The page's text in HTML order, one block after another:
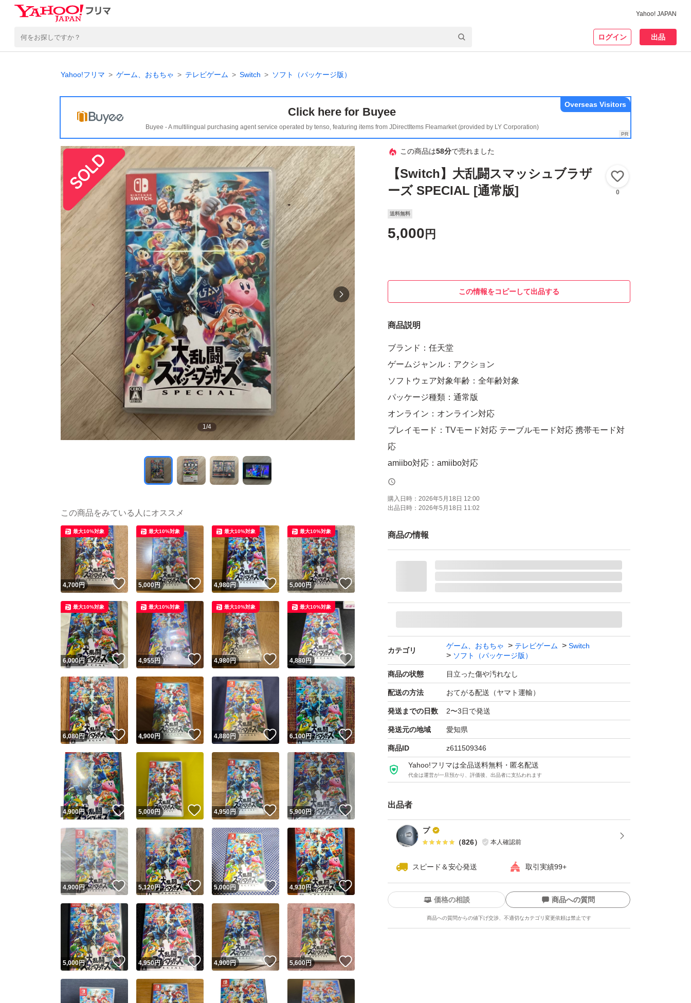
Yahoo! JAPAN
ログイン 出品
Yahoo!フリマ ゲーム、おもちゃ テレビゲーム Switch ソフト（パッケージ版）
Click here for Buyee
Buyee - A multilingual purchasing agent service operated by tenso, featuring items from JDirectItems Fleamarket (provided by LY Corporation)
Overseas Visitors
1/4
この商品は58分で売れました
【Switch】大乱闘スマッシュブラザ
ーズ SPECIAL [通常版]
0
送料無料
5,000 円
この情報をコピーして出品する
商品説明
ブランド：任天堂
ゲームジャンル：アクション
ソフトウェア対象年齢：全年齢対象
パッケージ種類：通常版
オンライン：オンライン対応
プレイモード：TVモード対応 テーブルモード対応 携帯モード対
応
amiibo対応：amiibo対応
携帯モードプレイ人数：1 人
購入日時： 2026年5月18日 12:00
出品日時： 2026年5月18日 11:02
商品の情報
カテゴリ
ゲーム、おもちゃ テレビゲーム
Switch
ソフト（パッケージ版）
商品の状態 目立った傷や汚れなし
配送の方法 おてがる配送（ヤマト運輸）
発送までの日数 2〜3日で発送
発送元の地域 愛知県
商品ID z611509346
Yahoo!フリマは全品送料無料・匿名配送
代金は運営が一旦預かり、評価後、出品者に支払われます
出品者
プ
（826） 本人確認前
スピード＆安心発送 取引実績99+
価格の相談 商品への質問
商品への質問からの値下げ交渉、不適切なカテゴリ変更依頼は禁止です
この商品をみている人にオススメ
4,700円 いいね！
最大10%対象
5,000円 いいね！
最大10%対象
4,980円 いいね！
最大10%対象
5,000円 いいね！
最大10%対象
6,000円 いいね！
最大10%対象
4,955円 いいね！
最大10%対象
4,980円 いいね！
最大10%対象
4,880 円
最大10%対象
6,080円 いいね！
4,900円 いいね！
4,880円 いいね！
6,100円 いいね！
4,900円 いいね！
5,000円 いいね！
4,950円 いいね！
5,900円
4,900円 いいね！
5,120円 いいね！
5,000円 いいね！
4,930円
5,000円 いいね！
4,950円 いいね！
4,900円 いいね！
5,600円 いいね！